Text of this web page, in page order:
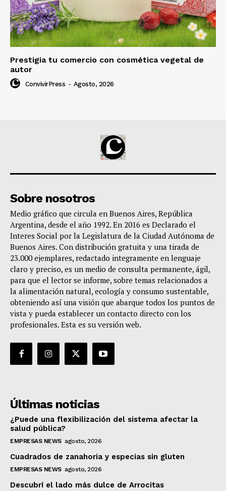
Prestigia tu comercio con cosmética vegetal de
autor
ConvivirPress - Agosto, 2026
Sobre nosotros
Medio gráfico que circula en Buenos Aires, República
Argentina, desde el año 1992. En 2016 es Declarado el
Interes Social por la Legislatura de la Ciudad Autónoma de
Buenos Aires. Con distribución gratuita y una tirada de
23.000 ejemplares, redactado integramente en lenguaje
claro y preciso, es un medio de consulta permanente, ágil,
para que el lector se informe, sobre temas relacionados a
la alimentación natural, ecología y consumo sustentable,
obteniendo así una visión que abarque todos los puntos de
vista y pueda establecer un contacto directo con los
profesionales. Esta es su versión web.
Últimas noticias
¿Puede una flexibilización del sistema afectar la
salud pública?
EMPRESAS NEWS agosto, 2026
Cuadrados de zanahoria y especias sin gluten
EMPRESAS NEWS agosto, 2026
Descubrí el lado más dulce de Arrocitas